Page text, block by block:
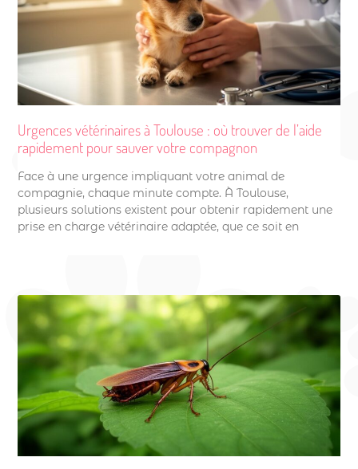
Urgences vétérinaires à Toulouse : où trouver de l’aide
rapidement pour sauver votre compagnon
Face à une urgence impliquant votre animal de
compagnie, chaque minute compte. À Toulouse,
plusieurs solutions existent pour obtenir rapidement une
prise en charge vétérinaire adaptée, que ce soit en